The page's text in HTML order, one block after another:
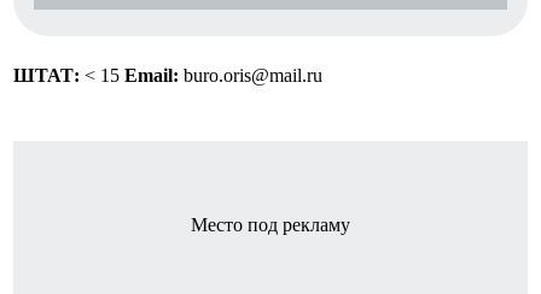
ШТАТ: < 15Email: buro.oris@mail.ru
Место под рекламу